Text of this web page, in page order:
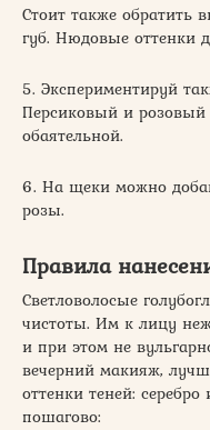
Стоит также обратить
губ. Нюдовые оттенки
5. Экспериментируй
Персиковый и розовый
обаятельной.
6. На щеки можно
розы.
Правила
Светловолосые
чистоты. Им к лицу
и при этом не
вечерний макияж,
оттенки теней:
пошагово: